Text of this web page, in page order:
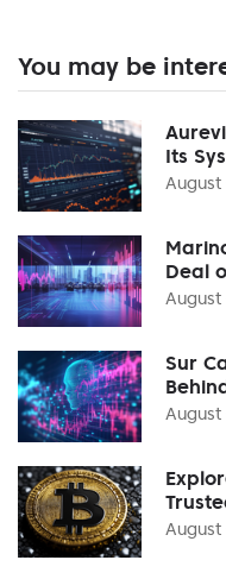
You may be
Its
August
Deal
August
Sur
August
August